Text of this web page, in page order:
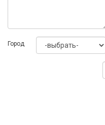
Город